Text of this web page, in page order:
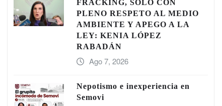
FRACKING, SOLO CON
PLENO RESPETO AL MEDIO
AMBIENTE Y APEGO A LA
LEY: KENIA LÓPEZ
RABADÁN
Ago 7, 2026
Nepotismo e inexperiencia en
Semovi